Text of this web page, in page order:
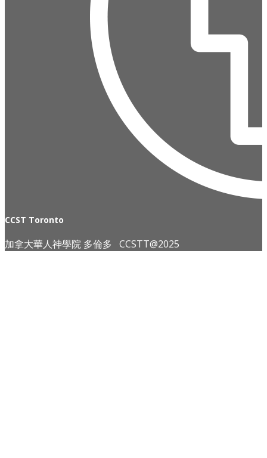
CCST Toronto
加拿大華人神學院 多倫多 CCSTT@2025